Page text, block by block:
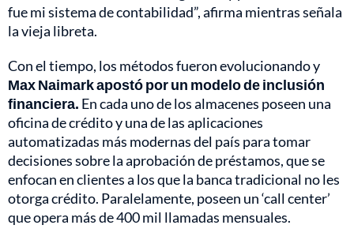
fue mi sistema de contabilidad”, afirma mientras señala
la vieja libreta.
Con el tiempo, los métodos fueron evolucionando y
Max Naimark apostó por un modelo de inclusión
financiera. En cada uno de los almacenes poseen una
oficina de crédito y una de las aplicaciones
automatizadas más modernas del país para tomar
decisiones sobre la aprobación de préstamos, que se
enfocan en clientes a los que la banca tradicional no les
otorga crédito. Paralelamente, poseen un ‘call center’
que opera más de 400 mil llamadas mensuales.